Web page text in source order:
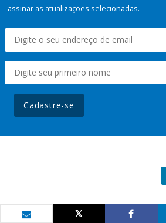
assinar as atualizações selecionadas.
Cadastre-se